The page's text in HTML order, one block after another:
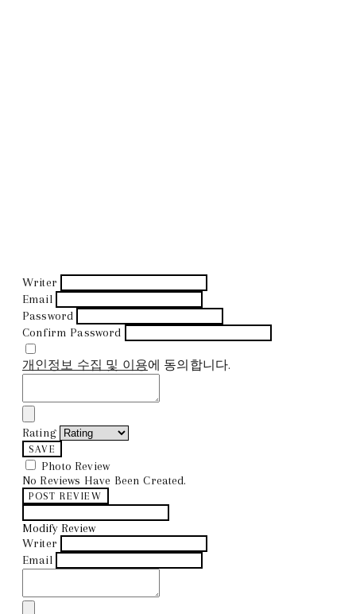
Writer
Email
Password
Confirm Password
개인정보 수집 및 이용에 동의합니다.
Rating
SAVE
Photo Review
No Reviews Have Been Created.
POST REVIEW
Modify Review
Writer
Email